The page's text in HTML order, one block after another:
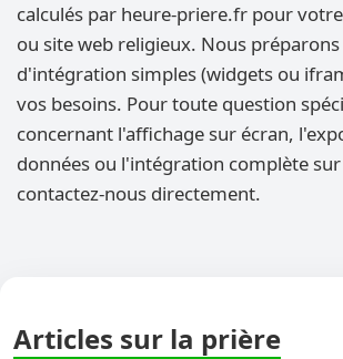
calculés par heure-priere.fr pour
ou site web religieux. Nous
d'intégration simples (widgets ou
vos besoins. Pour toute question
concernant l'affichage sur écran,
données ou l'intégration complète
contactez-nous directement.
Articles sur la prière